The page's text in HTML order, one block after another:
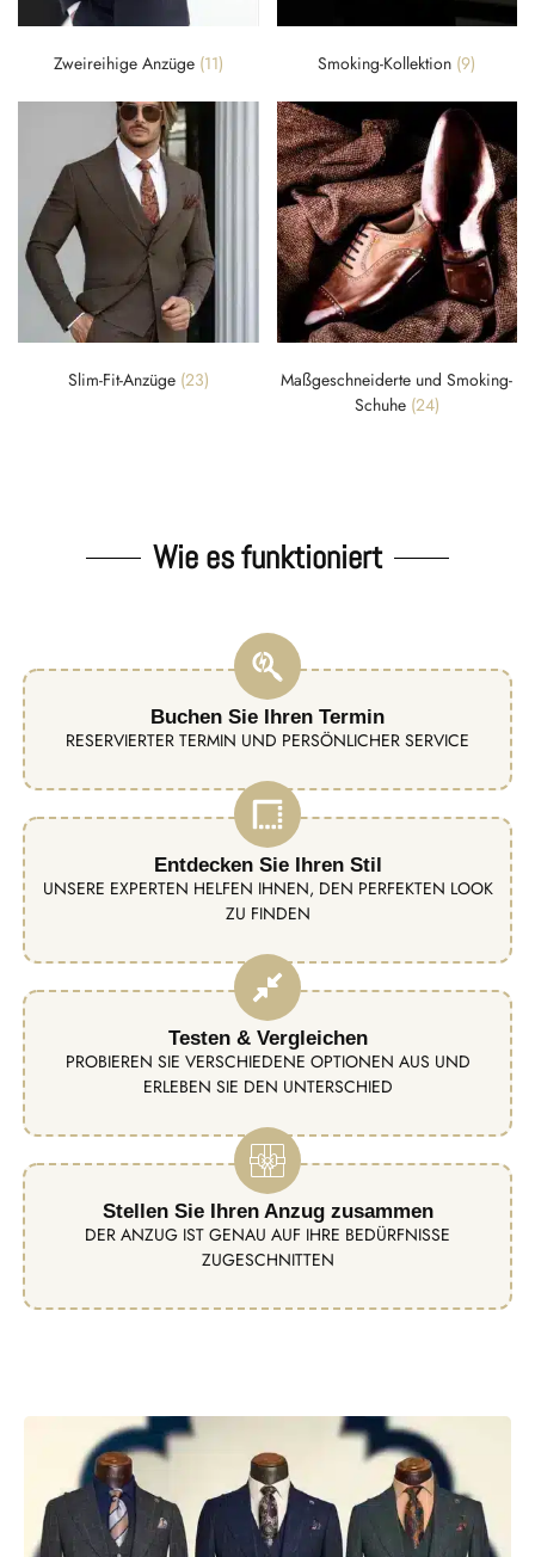
Zweireihige Anzüge (11) Smoking-Kollektion (9)
Slim-Fit-Anzüge (23)
Maßgeschneiderte und Smoking-
Schuhe (24)
Wie es funktioniert
Buchen Sie Ihren Termin
RESERVIERTER TERMIN UND PERSÖNLICHER SERVICE
Entdecken Sie Ihren Stil
UNSERE EXPERTEN HELFEN IHNEN, DEN PERFEKTEN LOOK
ZU FINDEN
Testen & Vergleichen
PROBIEREN SIE VERSCHIEDENE OPTIONEN AUS UND
ERLEBEN SIE DEN UNTERSCHIED
Stellen Sie Ihren Anzug zusammen
DER ANZUG IST GENAU AUF IHRE BEDÜRFNISSE
ZUGESCHNITTEN